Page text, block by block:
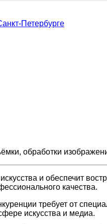
Петербурге
обработки
и обеспечит
качества.
требует от
искусства и медиа.